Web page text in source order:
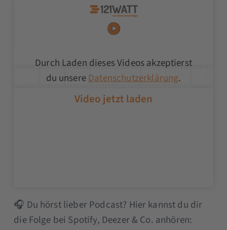
Durch Laden dieses Videos akzeptierst
du unsereDatenschutzerklärung.
🎧 Du hörst lieber Podcast? Hier kannst du dir
die Folge bei Spotify, Deezer & Co. anhören: